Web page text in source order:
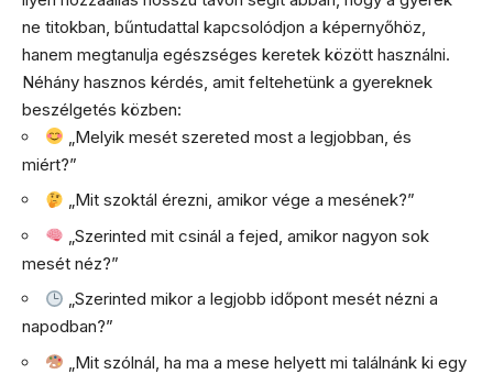
ne titokban, bűntudattal kapcsolódjon a képernyőhöz,
hanem megtanulja egészséges keretek között használni.
Néhány hasznos kérdés, amit feltehetünk a gyereknek
beszélgetés közben:
„Melyik mesét szereted most a legjobban, és
miért?”
„Mit szoktál érezni, amikor vége a mesének?”
„Szerinted mit csinál a fejed, amikor nagyon sok
mesét néz?”
„Szerinted mikor a legjobb időpont mesét nézni a
napodban?”
„Mit szólnál, ha ma a mese helyett mi találnánk ki egy